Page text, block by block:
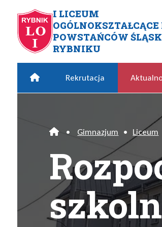
Przejdź do menu głównego
Przejdź do menu dodatkowego
Przejdź do treści
Mapa serwisu
I LICEUM
POWSTAŃCÓW
RYBNIKU
Rozpoczęcie roku
Home Rekrutacja
Home
• Gimnazjum • Liceum